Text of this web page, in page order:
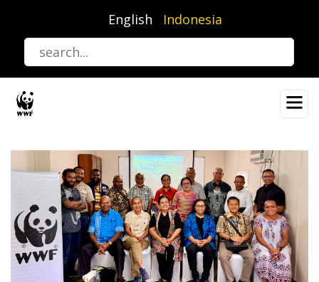
utama
English Indonesia